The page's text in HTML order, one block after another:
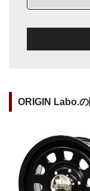
ORIGIN Labo.